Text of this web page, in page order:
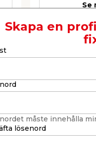
Se
Skapa en
måste innehålla
lösenord